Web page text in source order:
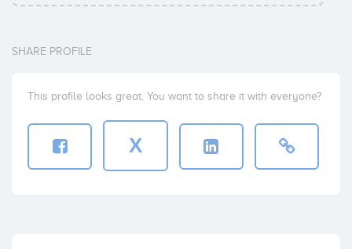
SHARE PROFILE
This profile looks great. You want to share it with everyone?
X